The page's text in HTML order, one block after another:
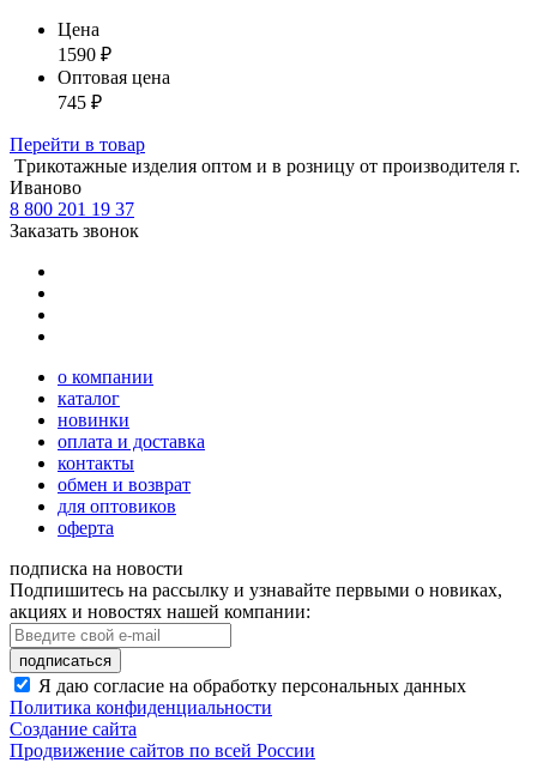
Цена
1590 ₽
Оптовая цена
745 ₽
Перейти в товар
Tрикотажные изделия оптом и в розницу от производителя г.
Иваново
8 800 201 19 37
Заказать звонок
о компании
каталог
новинки
оплата и доставка
контакты
обмен и возврат
для оптовиков
оферта
подписка на новости
Подпишитесь на рассылку и узнавайте первыми о новиках,
акциях и новостях нашей компании:
подписаться
Я даю согласие на обработку персональных данных
Политика конфиденциальности
Создание сайта
Продвижение сайтов по всей России